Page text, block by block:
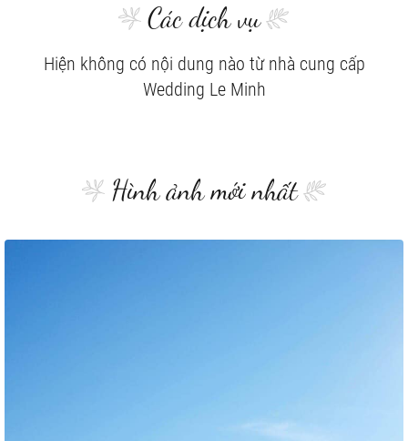
Các dịch vụ
Hiện không có nội dung nào từ nhà cung cấp
Wedding Le Minh
Hình ảnh mới nhất